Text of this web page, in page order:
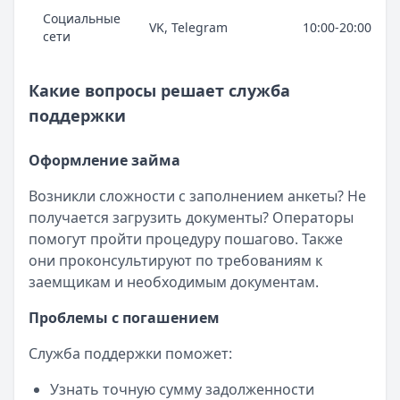
Социальные
сети
VK, Telegram 10:00-20:00
Какие вопросы решает служба
поддержки
Оформление займа
Возникли сложности с заполнением анкеты? Не
получается загрузить документы? Операторы
помогут пройти процедуру пошагово. Также
они проконсультируют по требованиям к
заемщикам и необходимым документам.
Проблемы с погашением
Служба поддержки поможет:
Узнать точную сумму задолженности